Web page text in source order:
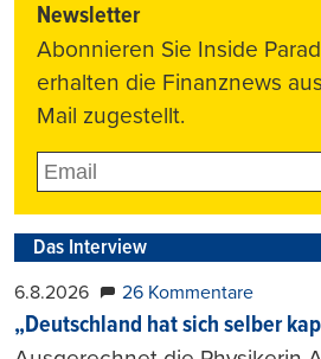
Newsletter
Abonnieren Sie Inside
erhalten die Finanznews
Mail zugestellt.
Das Interview
6.8.2026 26 Kommentare
„Deutschland hat sich selber